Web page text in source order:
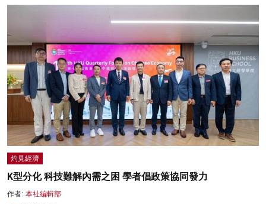
灼見經濟
K型分化 科技難解內需之困 學者倡政策協同發力
作者: 本社編輯部